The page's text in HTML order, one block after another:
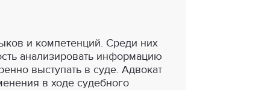
и компетенций. Среди них
анализировать информацию
выступать в суде. Адвокат
в ходе судебного